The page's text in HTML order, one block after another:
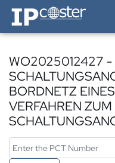
IP-Coster — Home
WO2025012427 -
BORDNETZ
VERFAHREN